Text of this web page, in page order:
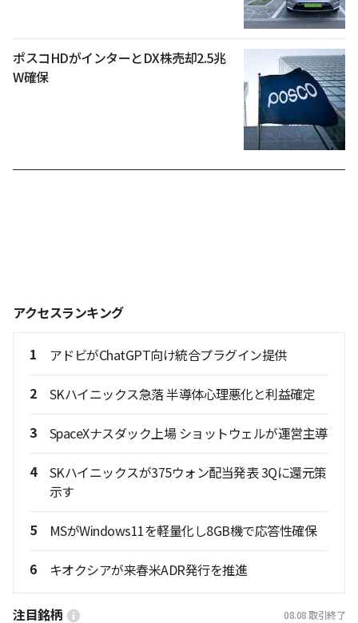
ポスコHDがインターとDX株売却2.5兆
W確保
アクセスランキング
1 アドビがChatGPT向け統合プラグイン提供
2 SKハイニックス急落 半導体心理悪化と利益確定
3 SpaceXナスダック上場 ショットウェルが運営主導
4
SKハイニックスが375ウォン配当発表 3Qに還元策
示す
5 MSがWindows11を軽量化し8GB機で応答性確保
6 キオクシアが来春米ADR発行を推進
注目銘柄 08.08 取引終了